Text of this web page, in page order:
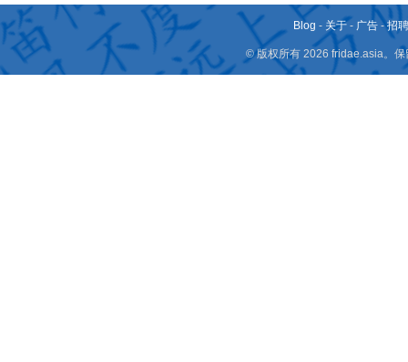
Blog - 关于 - 广告 -招
© 版权所有 2026 fridae.asia。